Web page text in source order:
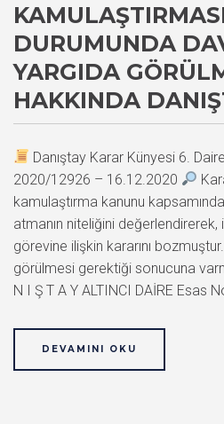
DURUMUNDA
YARGIDA
HAKKINDA
Danıştay Karar Künyesi 6.
2020/12926 – 16.12.2020
kamulaştırma kanunu
atmanın niteliğini
görevine ilişkin kararını
görülmesi gerektiği sonucuna
N I Ş T A Y ALTINCI DAİRE Esas
DEVAMINI OKU